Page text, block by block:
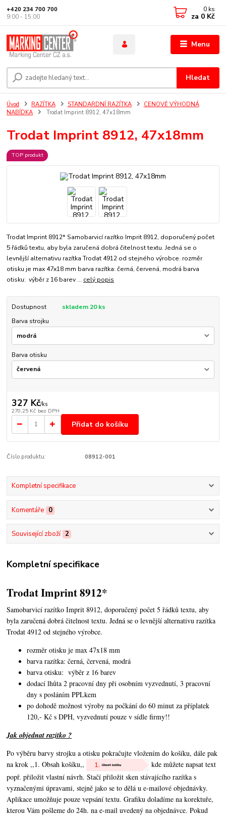
Menu
Hledat
+420 234 700 700
9:00 - 15:00
0 ks
za 0 Kč
Úvod RAZÍTKA STANDARDNÍ RAZÍTKA
CENOVĚ VÝHODNÁ
NABÍDKA
Trodat Imprint 8912, 47x18mm
Trodat Imprint 8912, 47x18mm
TOP produkt
Trodat Imprint 8912* Samobarvicí razítko Imprit 8912, doporučený počet
5 řádků textu, aby byla zaručená dobrá čitelnost textu. Jedná se o
levnější alternativu razítka Trodat 4912 od stejného výrobce. rozměr
otisku je max 47x18 mm barva razítka: černá, červená, modrá barva
otisku: výběr z 16 barev ... celý popis
Dostupnost
skladem 20 ks
Barva strojku
Barva otisku
327 Kč/ks
270,25 Kč bez DPH
Přidat do košíku
Číslo produktu: 08912-001
Kompletní specifikace
Komentáře 0
Související zboží 2
Kompletní specifikace
Trodat Imprint 8912*
Samobarvicí razítko Imprit 8912, doporučený počet 5 řádků textu,aby
byla zaručená dobrá čitelnost textu. Jedná se o levnější alternativu razítka
Trodat 4912 od stejného výrobce.
rozměr otisku je max 47x18 mm
barva razítka: černá, červená, modrá
barva otisku: výběr z 16 barev
dodací lhůta 2 pracovní dny při osobním vyzvednutí, 3 pracovní
dny s posláním PPLkem
po dohodě možnost výroby na počkání do 60 minut za příplatek
120,- Kč s DPH, vyzvednutí pouze v sídle firmy!!
Jak objednat razítko ?
Po výběru barvy strojku a otisku pokračujte vložením do košíku, dále pak
na krok ,,1. Obsah košíku,,
kde můžete napsat text
popř. přiložit vlastní návrh. Stačí přiložit sken stávajícího razítka s
vyznačenými úpravami, stejně jako se to dělá u e-mailové objednávky.
Aplikace umožňuje pouze vepsání textu. Grafiku doladíme na korektuře,
kterou Vám pošleme do 24h. na e-mail uvedený na objednávce. Pokud